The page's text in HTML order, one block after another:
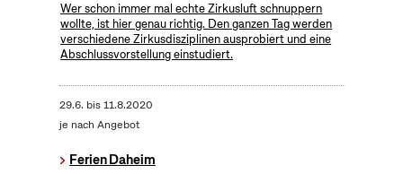
Wer schon immer mal echte Zirkusluft schnuppern
wollte, ist hier genau richtig. Den ganzen Tag werden
verschiedene Zirkusdisziplinen ausprobiert und eine
Abschlussvorstellung einstudiert.
29.6. bis11.8.2020
je nach Angebot
Ferien Daheim